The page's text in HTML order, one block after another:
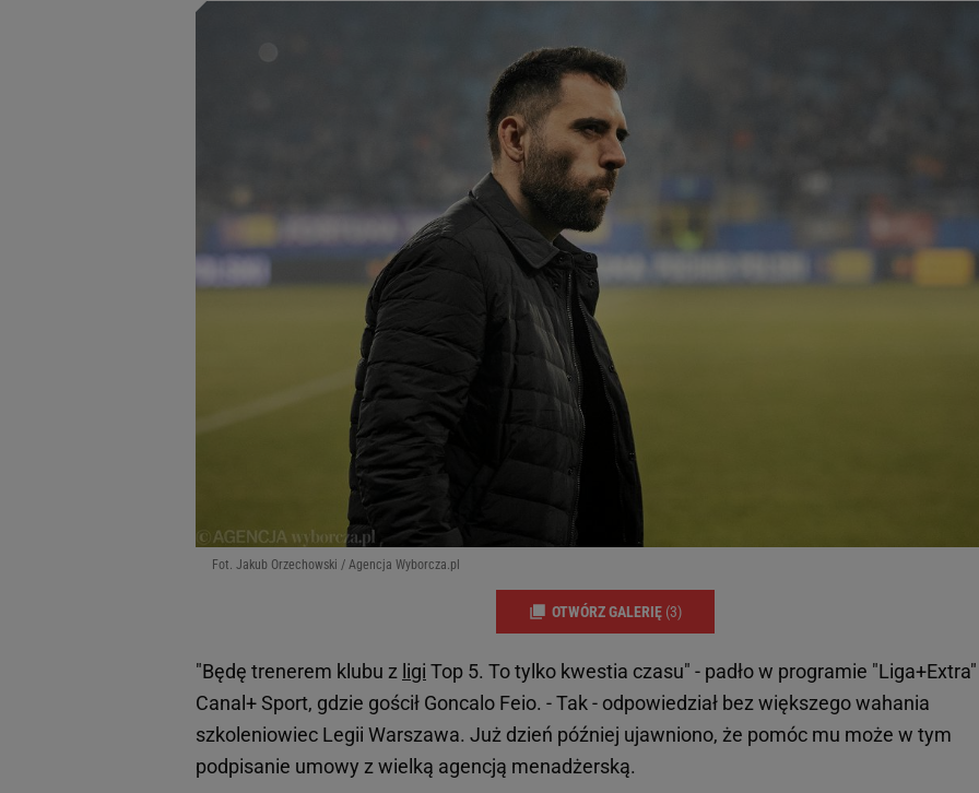
Fot. Jakub Orzechowski / Agencja Wyborcza.pl
OTWÓRZ GALERIĘ (3)
"Będę trenerem klubu z ligi Top 5. To tylko kwestia czasu" - padło w programie
Canal+ Sport, gdzie gościł Goncalo Feio. - Tak - odpowiedział bez większego wahania
szkoleniowiec Legii Warszawa. Już dzień później ujawniono, że pomóc mu może w tym
podpisanie umowy z wielką agencją menadżerską.